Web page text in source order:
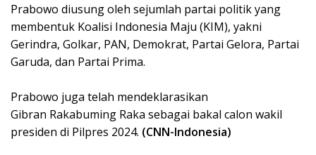
Prabowo diusung oleh sejumlah partai politik yang
membentuk Koalisi Indonesia Maju (KIM), yakni
Gerindra, Golkar, PAN, Demokrat, Partai Gelora, Partai
Garuda, dan Partai Prima.
Prabowo juga telah mendeklarasikan
Gibran Rakabuming Raka sebagai bakal calon wakil
presiden di Pilpres 2024. (CNN-Indonesia)